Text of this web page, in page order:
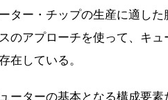
ター・チップの生産に適し
のアプローチを使って、キ
在している。
ーターの基本となる構成要素